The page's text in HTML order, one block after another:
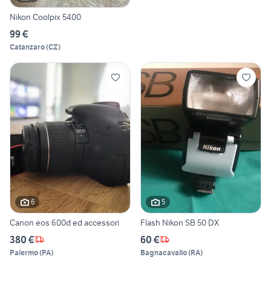
Nikon Coolpix 5400
99 €
Catanzaro(CZ)
6
Canon eos 600d ed accessori
380 €
Palermo(PA)
5
Flash Nikon SB 50 DX
60 €
Bagnacavallo(RA)